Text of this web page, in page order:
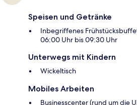
Speisen und Getränke
Inbegriffenes
06:00 Uhr bis 09:30 Uhr
Unterwegs mit Kindern
Wickeltisch
Mobiles Arbeiten
Businesscenter (rund um die